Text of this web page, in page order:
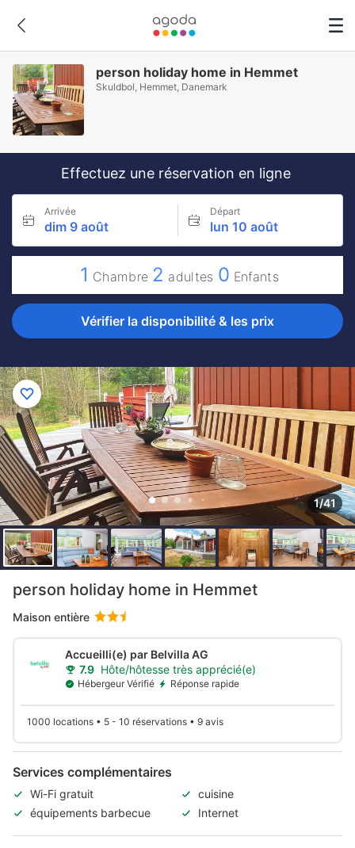
person holiday home in Hemmet
Skuldbol, Hemmet, Danemark
Effectuez une réservation en ligne
Arrivée
dim 9 août
Départ
lun 10 août
1 Chambre 2 adultes 0 Enfants
Vérifier la disponibilité & les prix
1/41
person holiday home in Hemmet
Maison entière
Accueilli(e) par Belvilla AG
7.9 Hôte/hôtesse très apprécié(e)
Hébergeur Vérifié Réponse rapide
1000 locations • 5 - 10 réservations • 9 avis
Services complémentaires
Wi-Fi gratuit
cuisine
équipements barbecue
Internet